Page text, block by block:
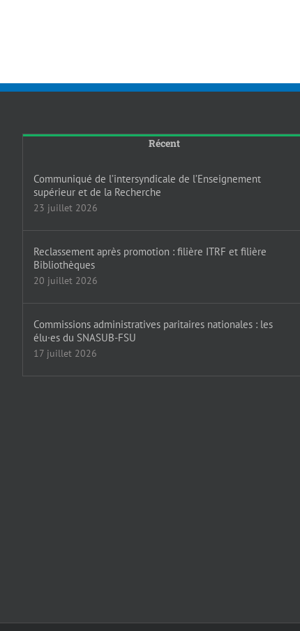
Récent
Communiqué de l’intersyndicale de l’Enseignement
supérieur et de la Recherche
23 juillet 2026
Reclassement après promotion : filière ITRF et filière
Bibliothèques
20 juillet 2026
Commissions administratives paritaires nationales : les
élu·es du SNASUB-FSU
17 juillet 2026